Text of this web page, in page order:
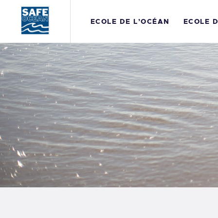
ECOLE DE L’OCÉAN ECOLE